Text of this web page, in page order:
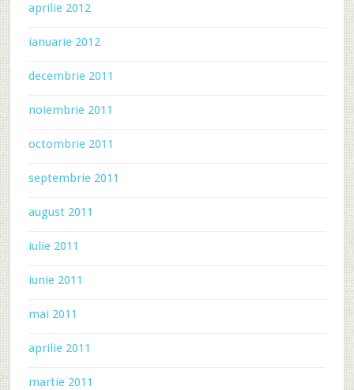
aprilie 2012
ianuarie 2012
decembrie 2011
noiembrie 2011
octombrie 2011
septembrie 2011
august 2011
iulie 2011
iunie 2011
mai 2011
aprilie 2011
martie 2011